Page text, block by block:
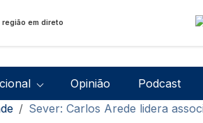
região em direto
Opinião Podcast
Sever: Carlos Arede lidera